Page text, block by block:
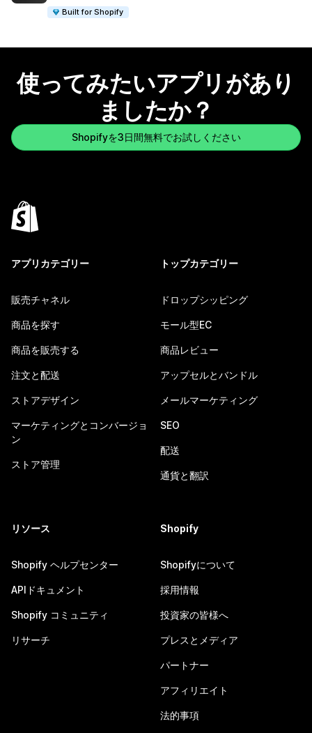
Built for Shopify
使ってみたいアプリがあり
ましたか？
Shopifyを3日間無料でお試しください
アプリカテゴリー
販売チャネル
商品を探す
商品を販売する
注文と配送
ストアデザイン
マーケティングとコンバージョ
ン
ストア管理
トップカテゴリー
ドロップシッピング
モール型EC
商品レビュー
アップセルとバンドル
メールマーケティング
SEO
配送
通貨と翻訳
リソース
Shopify ヘルプセンター
APIドキュメント
Shopify コミュニティ
リサーチ
Shopify
Shopifyについて
採用情報
投資家の皆様へ
プレスとメディア
パートナー
アフィリエイト
法的事項